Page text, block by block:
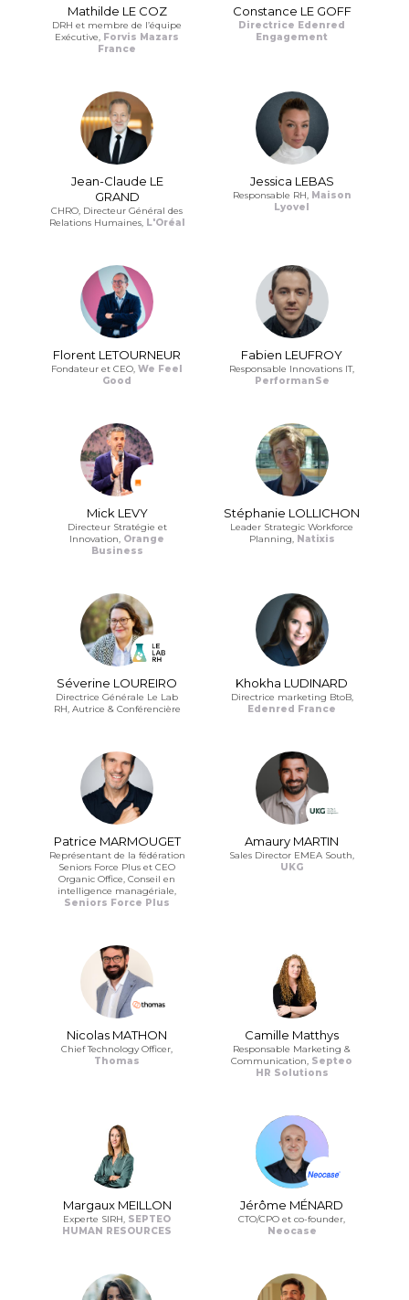
Mathilde LE COZ
DRH et membre de l’équipe
Exécutive, Forvis Mazars
France
Constance LE GOFF
Directrice Edenred
Engagement
Jean-Claude LE
GRAND
CHRO, Directeur Général des
Relations Humaines, L'Oréal
Jessica LEBAS
Responsable RH, Maison
Lyovel
Florent LETOURNEUR
Fondateur et CEO,We Feel
Good
Fabien LEUFROY
Responsable Innovations IT,
PerformanSe
Mick LEVY
Directeur Stratégie et
Innovation, Orange
Business
Stéphanie LOLLICHON
Leader Strategic Workforce
Planning, Natixis
Séverine LOUREIRO
Directrice Générale Le Lab
RH, Autrice & Conférencière
Khokha LUDINARD
Directrice marketing BtoB,
Edenred France
Patrice MARMOUGET
Représentant de la fédération
Seniors Force Plus et CEO
Organic Office, Conseil en
intelligence managériale,
Seniors Force Plus
Amaury MARTIN
Sales Director EMEA South,
UKG
Nicolas MATHON
Chief Technology Officer,
Thomas
Camille Matthys
Responsable Marketing &
Communication, Septeo
HR Solutions
Margaux MEILLON
Experte SIRH, SEPTEO
HUMAN RESOURCES
Jérôme MÉNARD
CTO/CPO et co-founder,
Neocase